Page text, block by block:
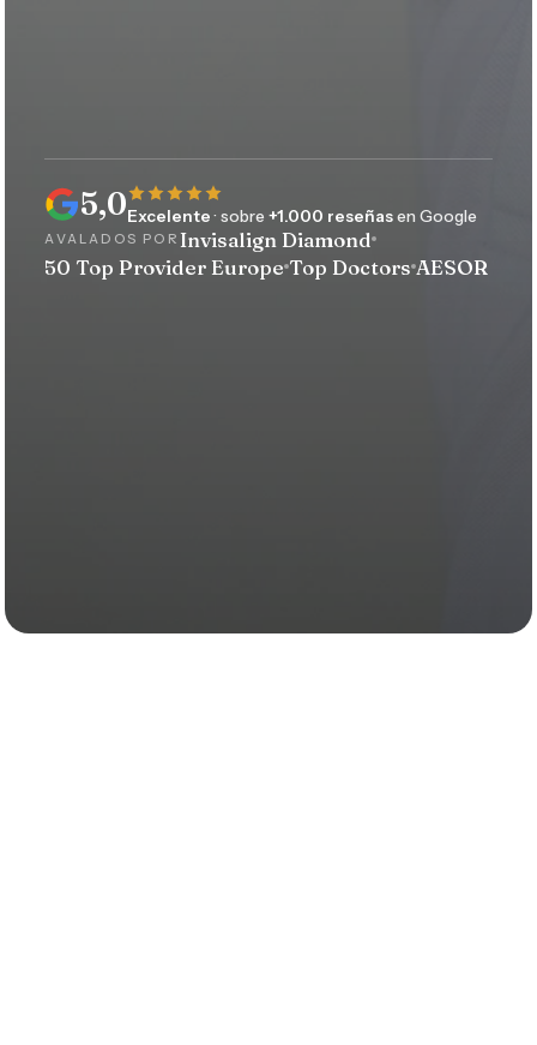
5,0Excelente· sobre+1.000 reseñasen Google
AVALADOS POR Invisalign Diamond
50 Top Provider Europe Top Doctors AESOR